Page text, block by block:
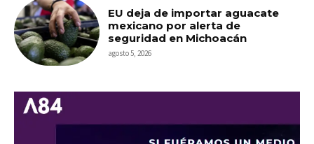
EU deja de importar aguacate
mexicano por alerta de
seguridad en Michoacán
agosto 5, 2026